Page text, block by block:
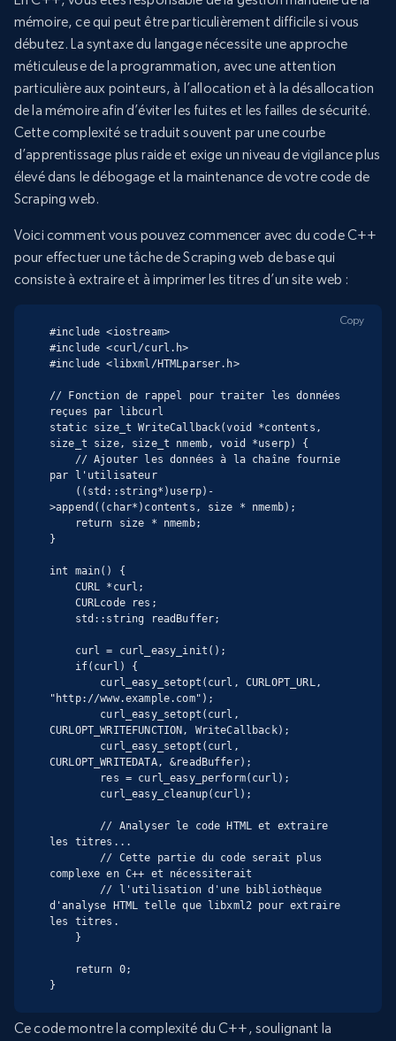
mémoire, ce qui peut être particulièrement difficile si vous
débutez. La syntaxe du langage nécessite une approche
méticuleuse de la programmation, avec une attention
particulière aux pointeurs, à l’allocation et à la désallocation
de la mémoire afin d’éviter les fuites et les failles de sécurité.
Cette complexité se traduit souvent par une courbe
d’apprentissage plus raide et exige un niveau de vigilance plus
élevé dans le débogage et la maintenance de votre code de
Scraping web.
Voici comment vous pouvez commencer avec du code C++
pour effectuer une tâche de Scraping web de base qui
consiste à extraire et à imprimer les titres d’un site web :
#include <iostream>
#include <curl/curl.h>
#include <libxml/HTMLparser.h>
// Fonction de rappel pour traiter les données
reçues par libcurl
static size_t WriteCallback(void *contents,
size_t size, size_t nmemb, void *userp) {
par l'utilisateur
>append((char*)contents, size * nmemb);
}
int main() {
"http://www.example.com");
CURLOPT_WRITEFUNCTION, WriteCallback);
CURLOPT_WRITEDATA, &readBuffer);
les titres...
complexe en C++ et nécessiterait
d'analyse HTML telle que libxml2 pour extraire
les titres.
}
Copy
Ce code montre la complexité du C++, soulignant la